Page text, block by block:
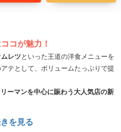
コが魅力！
レツといった王道の洋食メニューを
テとして、ボリュームたっぷりで提
ーマンを中心に賑わう大人気店の新
嬉しい声が客席で飛び交うのは、
を見る